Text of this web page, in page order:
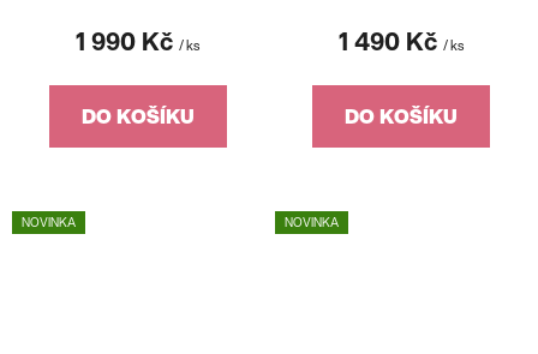
1 990 Kč / ks
DO KOŠÍKU
1 490 Kč / ks
DO KOŠÍKU
NOVINKA NOVINKA